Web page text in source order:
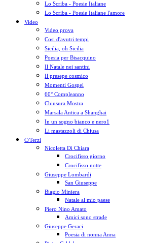
Lo Scriba - Poesie Italiane
Lo Scriba - Poesie Italiane l'amore
Video
Video prova
Cosi d'avutri tempi
Sicilia, oh Sicilia
Poesia per Bisacquino
Il Natale nei santini
Il presepe cosmico
Momenti Gospel
60° Compleanno
Chiusura Mostra
Marsala Antica a Shanghai
In un sogno bianco e nero1
Li mastazzoli di Chiusa
C/Terzi
Nicoletta Di Chiara
Crocifisso giorno
Crocifisso notte
Giuseppe Lombardi
San Giuseppe
Biagio Miniera
Natale al mio paese
Piero Nino Amato
Amici sono strade
Giuseppe Geraci
Poesia di nonna Anna